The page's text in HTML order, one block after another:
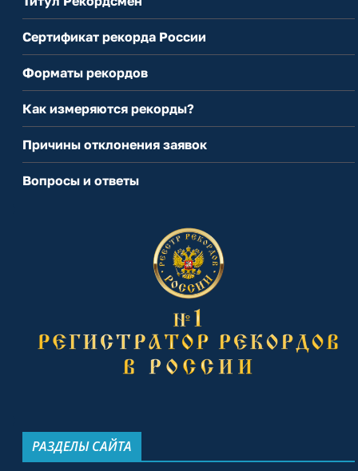
Сертификат рекорда России
Форматы рекордов
Как измеряются рекорды?
Причины отклонения заявок
Вопросы и ответы
РАЗДЕЛЫ САЙТА